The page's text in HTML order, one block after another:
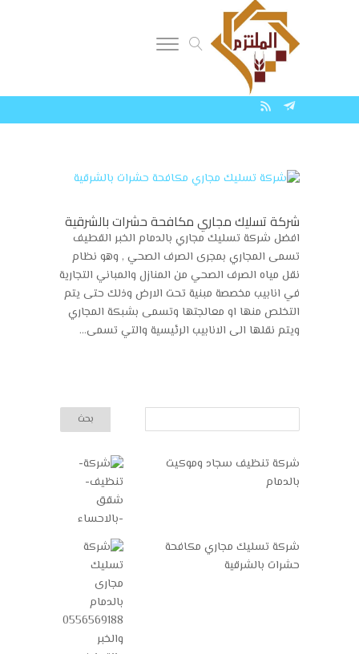
0556569188
شركة تسليك مجاري مكافحة حشرات بالشرقية
افضل شركة تسليك مجاري بالدمام الخبر القطيف
تسمى المجاري بمجرى الصرف الصحي , وهو نظام
نقل مياه الصرف الصحي من المنازل والمباني التجارية
في انابيب مخصصة مبنية تحت الارض وذلك حتى يتم
التخلص منها او معالجتها وتسمى بشبكة المجاري
ويتم نقلها الى الانابيب الرئيسية والتي تسمى...
شركة تنظيف سجاد وموكيت
بالدمام
شركة تسليك مجاري مكافحة
حشرات بالشرقية